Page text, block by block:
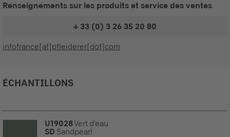
Renseignements sur les produits et service des ventes
+ 33 (0) 3 26 35 20 80
infofrance[at]pfleiderer[dot]com
ÉCHANTILLONS
U19028Vert d'eau
SD Sandpearl